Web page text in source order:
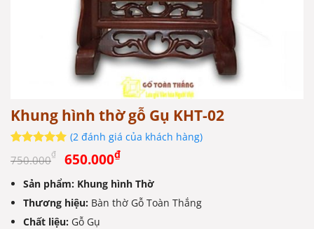
Khung hình thờ gỗ Gụ KHT-02
dựa trên
(2 đánh giá của khách hàng)
750.000₫ Giá
gốc
là:
750.000₫.
650.000₫Giá
hiện
tại
là:
Sản phẩm: Khung hình Thờ
Thương hiệu: Bàn thờ Gỗ Toàn Thắng
Chất liệu: Gỗ Gụ